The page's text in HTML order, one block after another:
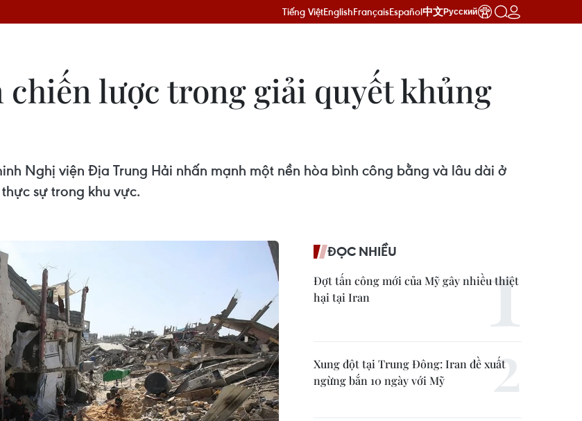
Tiếng ViệtEnglishFrançaisEspañol中文Русский
lược trong giải quyết khủng
Nghị viện Địa Trung Hải nhấn mạnh một nền hòa bình công bằng và lâu dài ở
sự trong khu vực.
ĐỌC NHIỀU
Đợt tấn công mới của Mỹ gây nhiều thiệt
hại tại Iran
Xung đột tại Trung Đông: Iran đề xuất
ngừng bắn 10 ngày với Mỹ